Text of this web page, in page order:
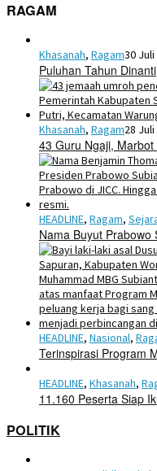
RAGAM
Khasanah, Ragam30 Juli
Puluhan Tahun
Khasanah, Ragam28
43 Guru Ngaji,
HEADLINE, Ragam,
Nama Buyut
HEADLINE, Nasional,
Terinspirasi Program
HEADLINE, Khasanah,
11.160 Peserta Siap
POLITIK